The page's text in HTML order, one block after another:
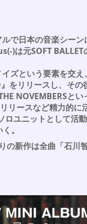
で日本の音楽シー
)は元SOFT BALLET
ズという要素を交
をリリースし、そ
NOVEMBERSと
リースなど精力的
ユニットとして活動
。
の新作は全曲「石川